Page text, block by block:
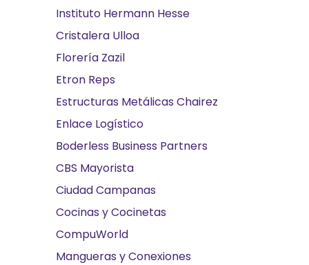
Instituto Hermann Hesse
Cristalera Ulloa
Florería Zazil
Etron Reps
Estructuras Metálicas Chairez
Enlace Logístico
Boderless Business Partners
CBS Mayorista
Ciudad Campanas
Cocinas y Cocinetas
CompuWorld
Mangueras y Conexiones